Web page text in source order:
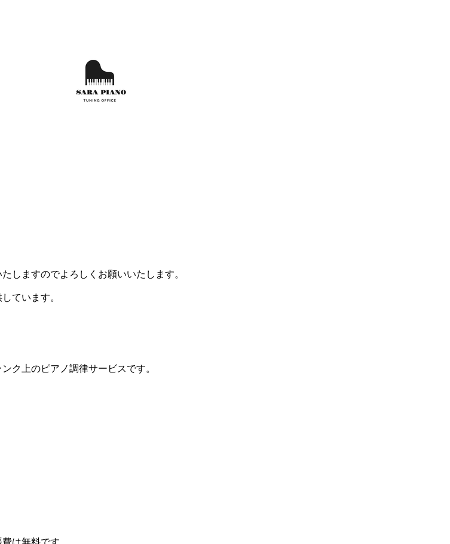
しますのでよろしくお願いいたします。
ています。
ク上のピアノ調律サービスです。